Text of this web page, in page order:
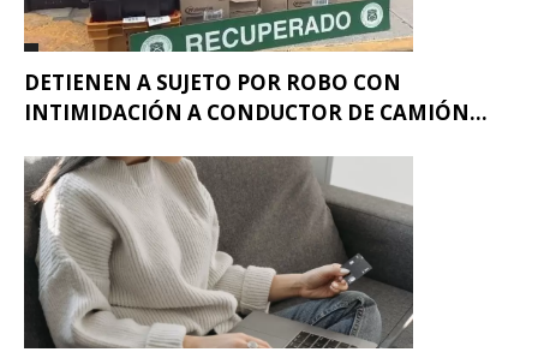
DETIENEN A SUJETO POR ROBO CON
INTIMIDACIÓN A CONDUCTOR DE CAMIÓN...